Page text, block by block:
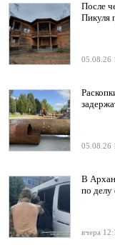
После
Пикуля
05.08.26
05.08.26
В
по делу
вчера